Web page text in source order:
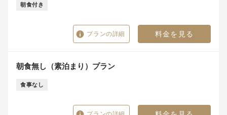
朝食付き
プランの詳細 料金を見る
朝食無し（素泊まり）プラン
食事なし